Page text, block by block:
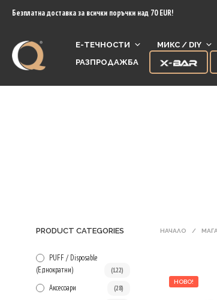
content
Безплатна доставка за всички поръчки над 70 EUR!
Е-ТЕЧНОСТИ МИКС / DIY
РАЗПРОДАЖБА
PRODUCT CATEGORIES
PUFF / Disposable
(Еднократни)
(122)
Аксесоари (28)
НАЧАЛО /
НОВО!